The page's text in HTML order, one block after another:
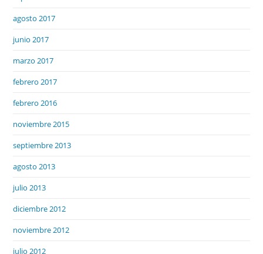
agosto 2017
junio 2017
marzo 2017
febrero 2017
febrero 2016
noviembre 2015
septiembre 2013
agosto 2013
julio 2013
diciembre 2012
noviembre 2012
julio 2012